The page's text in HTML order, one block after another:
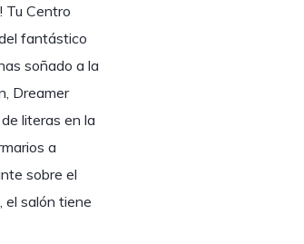
Tu Centro
fantástico
soñado a la
Dreamer
literas en la
a
sobre el
el salón tiene